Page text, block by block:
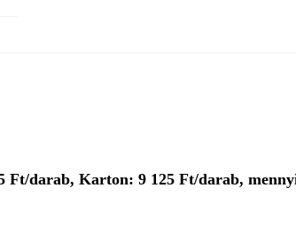
darab, Karton: 9 125 Ft/darab,